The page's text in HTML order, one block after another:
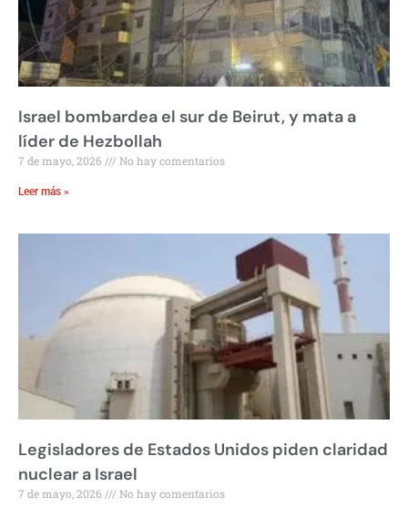
Israel bombardea el sur de Beirut, y mata a
líder de Hezbollah
7 de mayo, 2026 No hay comentarios
Leer más »
Legisladores de Estados Unidos piden claridad
nuclear a Israel
7 de mayo, 2026 No hay comentarios